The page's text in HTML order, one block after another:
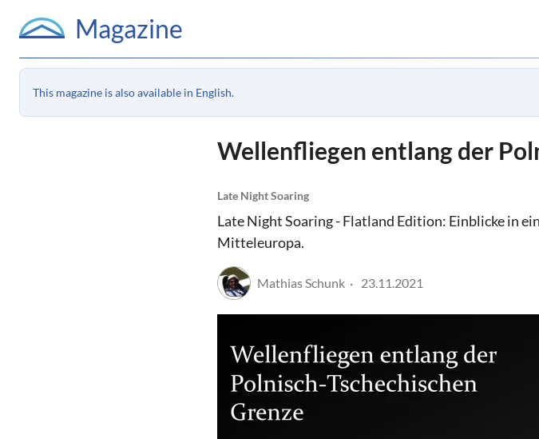
Magazine
This magazine is also available in English.
Wellenfliegen entlang der
Late Night Soaring
Late Night Soaring - Flatland Edition: Einblicke in
Mitteleuropa.
Mathias Schunk 23.11.2021